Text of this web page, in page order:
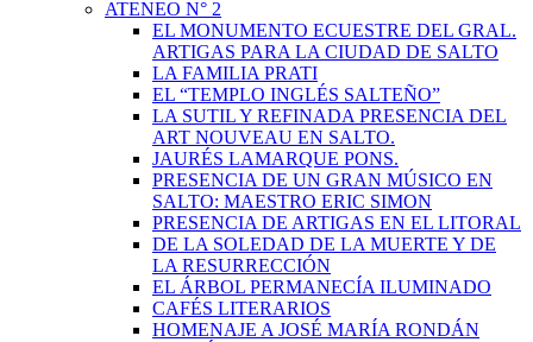
ATENEO N° 2
EL MONUMENTO ECUESTRE DEL GRAL.
ARTIGAS PARA LA CIUDAD DE SALTO
LA FAMILIA PRATI
EL “TEMPLO INGLÉS SALTEÑO”
LA SUTIL Y REFINADA PRESENCIA DEL
ART NOUVEAU EN SALTO.
JAURÉS LAMARQUE PONS.
PRESENCIA DE UN GRAN MÚSICO EN
SALTO: MAESTRO ERIC SIMON
PRESENCIA DE ARTIGAS EN EL LITORAL
DE LA SOLEDAD DE LA MUERTE Y DE
LA RESURRECCIÓN
EL ÁRBOL PERMANECÍA ILUMINADO
CAFÉS LITERARIOS
HOMENAJE A JOSÉ MARÍA RONDÁN